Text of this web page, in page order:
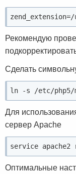
Рекомендую
Сделать
ln -s /etc/php5/
Для
сервер Apache
service
Оптимальные